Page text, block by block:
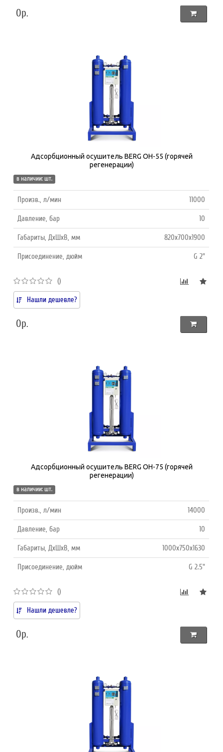
0р.
Адсорбционный осушитель BERG ОH-55 (горячей
регенерации)
в наличии: шт.
Произв., л/мин 11000
Давление, бар 10
Габариты, ДхШхВ, мм 820х700х1900
Присоединение, дюйм G 2"
()
Нашли дешевле?
0р.
Адсорбционный осушитель BERG ОH-75 (горячей
регенерации)
в наличии: шт.
Произв., л/мин 14000
Давление, бар 10
Габариты, ДхШхВ, мм 1000х750х1630
Присоединение, дюйм G 2.5"
()
Нашли дешевле?
0р.